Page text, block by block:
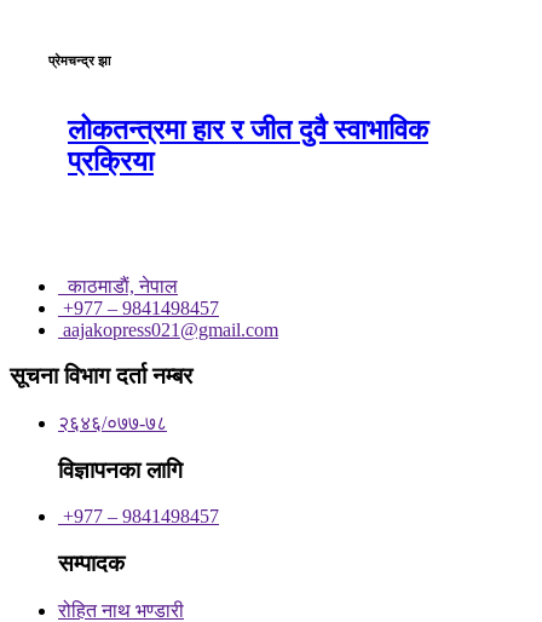
प्रेमचन्द्र झा
लोकतन्त्रमा हार र जीत दुवै स्वाभाविक
प्रक्रिया
काठमाडाैं, नेपाल
+977 – 9841498457
aajakopress021@gmail.com
सूचना विभाग दर्ता नम्बर
२६४६/०७७-७८
विज्ञापनका लागि
+977 – 9841498457
सम्पादक
रोहित नाथ भण्डारी